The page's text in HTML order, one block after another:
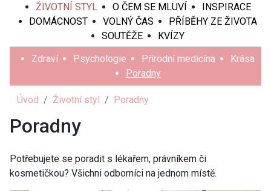
ŽIVOTNÍ STYL O ČEM SE MLUVÍ
INSPIRACE
DOMÁCNOST
VOLNÝ ČAS
PŘÍBĚHY ZE ŽIVOTA
SOUTĚŽE
KVÍZY
Zdraví
Psychologie Přírodní medicína
Krása
Poradny
Úvod Životní styl Poradny
Poradny
Potřebujete se poradit s lékařem, právníkem či
kosmetičkou? Všichni odborníci na jednom místě.